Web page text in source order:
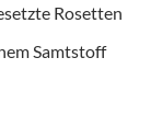
Rosetten
Samtstoff